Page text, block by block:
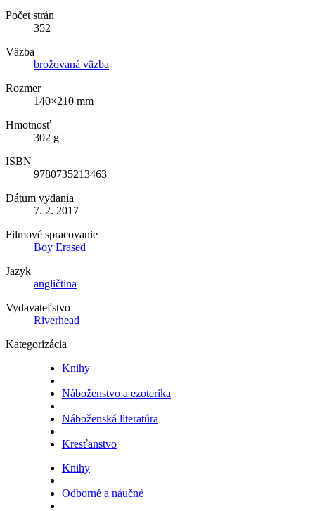
Počet strán
352
Väzba
brožovaná väzba
Rozmer
140×210 mm
Hmotnosť
302 g
ISBN
9780735213463
Dátum vydania
7. 2. 2017
Filmové spracovanie
Boy Erased
Jazyk
angličtina
Vydavateľstvo
Riverhead
Kategorizácia
Knihy
Náboženstvo a ezoterika
Náboženská literatúra
Kresťanstvo
Knihy
Odborné a náučné